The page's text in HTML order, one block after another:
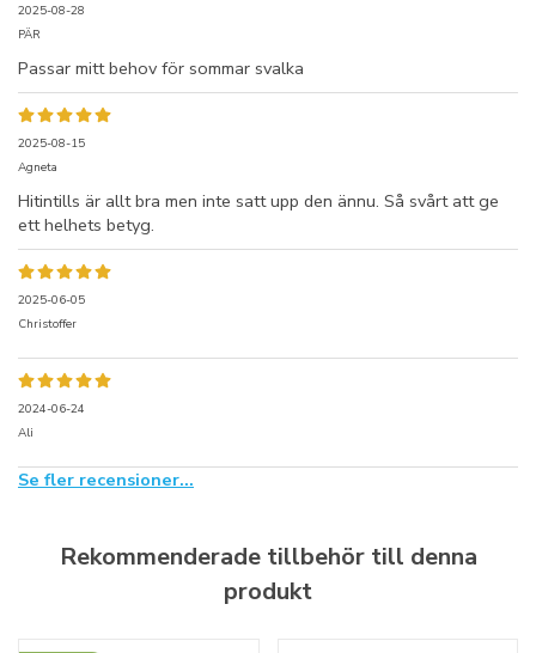
2025-08-28
PÄR
Passar mitt behov för sommar svalka
2025-08-15
Agneta
Hitintills är allt bra men inte satt upp den ännu. Så svårt att ge
ett helhets betyg.
2025-06-05
Christoffer
2024-06-24
Ali
Se fler recensioner...
Rekommenderade tillbehör till denna
produkt